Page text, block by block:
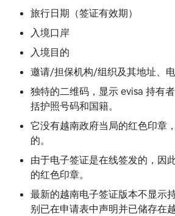
旅行日期（签证有效期）
入境口岸
入境目的
邀请/担保机构/组织及其地址、电
独特的二维码，显示 evisa 持有
括护照号码和国籍。
它没有越南政府当局的红色印章
的。
由于电子签证是在线签发的，因
的红色印章。
最新的越南电子签证版本不显示
别已在申请表中声明并已储存在